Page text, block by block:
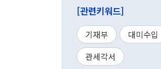
[관련키워드]
기재부 대미수입
관세각서